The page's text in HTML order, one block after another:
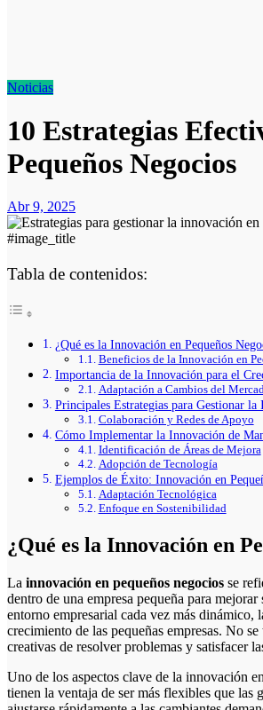
Noticias
10 Estrategias
Pequeños Negocios
Abr 9, 2025
#image_title
Tabla de contenidos:
¿Qué es la Innovación en Pequeños
Beneficios de la Innovación en
Importancia de la Innovación para el
Adaptación a Cambios del
Principales Estrategias para Gestionar la
Colaboración y Redes de Apoyo
Cómo Implementar la Innovación de
Identificación de Áreas de Mejora
Adopción de Tecnología
Ejemplos de Éxito: Innovación en
Adaptación Tecnológica
Enfoque en Sostenibilidad
¿Qué es la Innovación en
La innovación en pequeños negocios se
dentro de una empresa pequeña para
entorno empresarial cada vez más
crecimiento de las pequeñas empresas. No
creativas de resolver problemas y satisfacer
Uno de los aspectos clave de la innovación
tienen la ventaja de ser más flexibles que las